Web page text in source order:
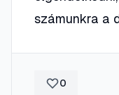
számunkra a
0